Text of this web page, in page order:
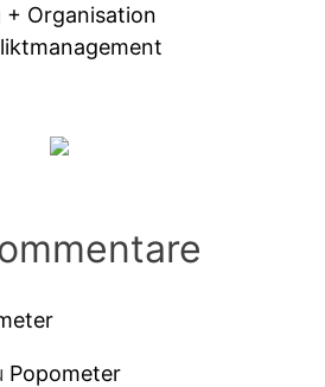
Organisation
Popometer